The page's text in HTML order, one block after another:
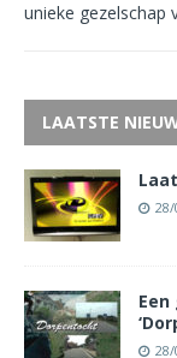
unieke gezelschap
LAATSTE
28/
28/